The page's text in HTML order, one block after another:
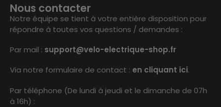
Nous contacter
Notre équipe se tient à votre entière disposition pour
répondre à toutes vos questions / demandes :
Par mail : support@velo-electrique-shop.fr
Via notre formulaire de contact : en cliquant ici.
Par téléphone (De lundi à jeudi et le dimanche de 07h
à 16h) :